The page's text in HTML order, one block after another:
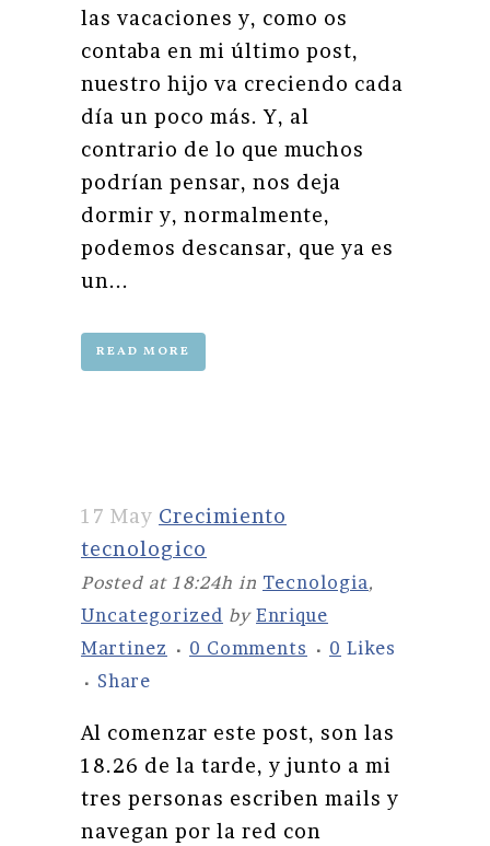
las vacaciones y, como os
contaba en mi último post,
nuestro hijo va creciendo cada
día un poco más. Y, al
contrario de lo que muchos
podrían pensar, nos deja
dormir y, normalmente,
podemos descansar, que ya es
un...
READ MORE
17 May Crecimiento
tecnologico
Posted at 18:24h in Tecnologia,
Uncategorized by Enrique
Martinez
0 Comments 0 Likes
Share
Al comenzar este post, son las
18.26 de la tarde, y junto a mi
tres personas escriben mails y
navegan por la red con